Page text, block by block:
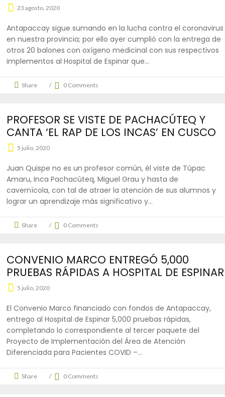
23 agosto, 2020
Antapaccay sigue sumando en la lucha contra el coronavirus
en nuestra provincia; por ello ayer cumplió con la entrega de
otros 20 balones con oxígeno medicinal con sus respectivos
implementos al Hospital de Espinar que
Share 0 Comments
PROFESOR SE VISTE DE PACHACÚTEQ Y
CANTA ‘EL RAP DE LOS INCAS’ EN CUSCO
5 julio, 2020
Juan Quispe no es un profesor común, él viste de Túpac
Amaru, Inca Pachacúteq, Miguel Grau y hasta de
cavernícola, con tal de atraer la atención de sus alumnos y
lograr un aprendizaje más significativo y
Share 0 Comments
CONVENIO MARCO ENTREGÓ 5,000
PRUEBAS RÁPIDAS A HOSPITAL DE ESPINAR
5 julio, 2020
El Convenio Marco financiado con fondos de Antapaccay,
entrego al Hospital de Espinar 5,000 pruebas rápidas,
completando lo correspondiente al tercer paquete del
Proyecto de Implementación del Área de Atención
Diferenciada para Pacientes COVID –
Share 0 Comments